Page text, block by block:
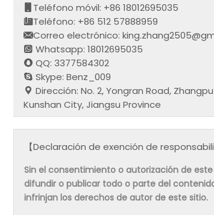
Teléfono móvil: +86 18012695035
Teléfono: +86 512 57888959
Correo electrónico:
Whatsapp: 18012695035
QQ: 3377584302
Skype: Benz_009
Dirección: No. 2, Yongran Road,
Kunshan City, Jiangsu Province
【Declaración de exención de
Sin el consentimiento o autorización de
difundir o publicar todo o parte del
infrinjan los derechos de autor de este sitio.